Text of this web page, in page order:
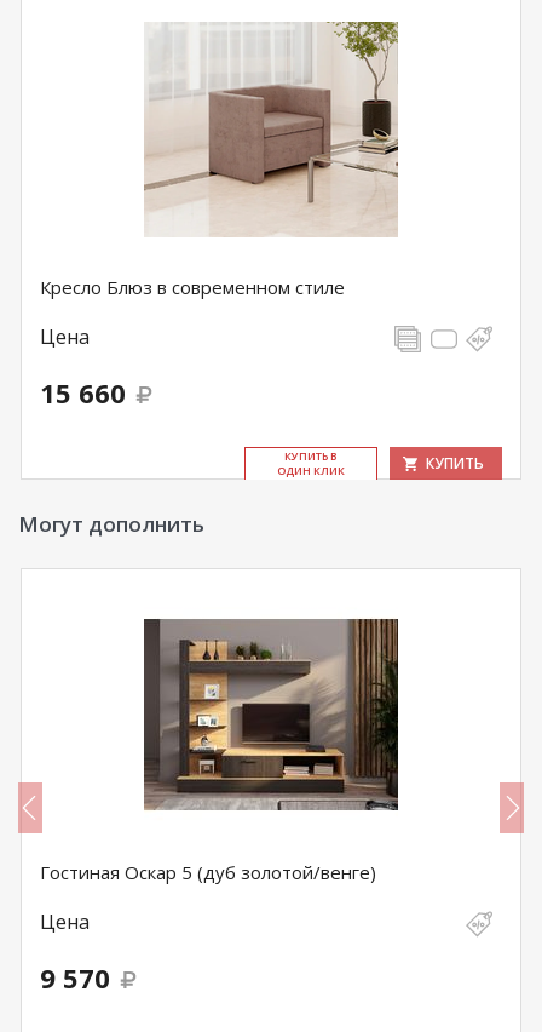
Кресло Блюз в современном стиле
Цена
15 660
КУ­ПИТЬ В
ОДИН КЛИК
КУПИТЬ
Могут дополнить
Гостиная Оскар 5 (дуб золотой/венге)
Цена
9 570